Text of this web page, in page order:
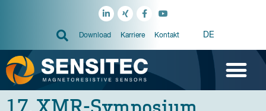
Download Karriere Kontakt DE
17. XMR-Symposium